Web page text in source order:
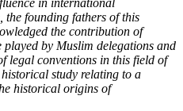
in international
founding fathers of this
the contribution of
by Muslim delegations and
legal conventions in this field of
study relating to a
historical origins of